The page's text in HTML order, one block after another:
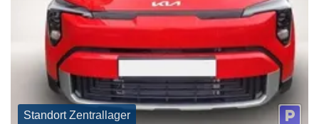
Standort Zentrallager